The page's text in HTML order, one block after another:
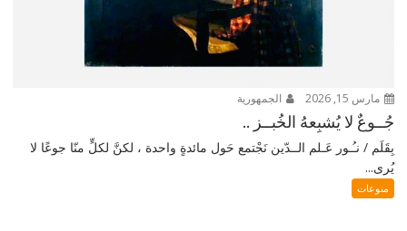
مارس 15, 2026 الجمهورية
جُــوعٌ لا يُشبِعهُ الخُبــز ..
بِقَلَم / نـُـور عَـلم الــدّين نَجْتمع حَول مائدةٍ واحدة ، لكنَّ لكلٍّ منّا جوعًا لا
يُرى...
منوعات